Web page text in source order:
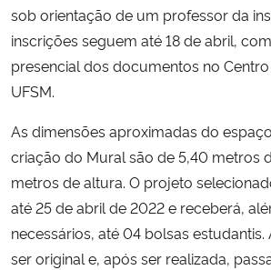
Ministério do Desenvolvimento Regional
Controladoria-Geral da União
Ministério da Mulher, da Família e dos Direitos
Secretaria-Geral
Secretaria de Governo
sob orientação de um professor da
inscrições seguem até 18 de abril,
presencial dos documentos no
UFSM.
As dimensões aproximadas do
criação do Mural são de 5,40 metros
metros de altura. O projeto
até 25 de abril de 2022 e receberá,
necessários, até 04 bolsas
ser original e, após ser realizada,